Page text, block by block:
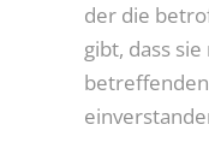
der die
gibt, dass